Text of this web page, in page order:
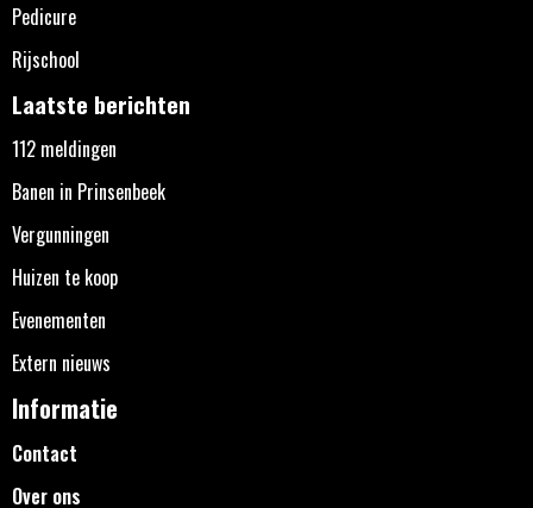
Pedicure
Rijschool
Laatste berichten
112 meldingen
Banen in Prinsenbeek
Vergunningen
Huizen te koop
Evenementen
Extern nieuws
Informatie
Contact
Over ons